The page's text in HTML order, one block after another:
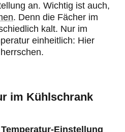
an. Wichtig ist auch,
. Denn die Fächer im
kalt. Nur im
einheitlich: Hier
herrschen.
im Kühlschrank
Temperatur-Einstellung